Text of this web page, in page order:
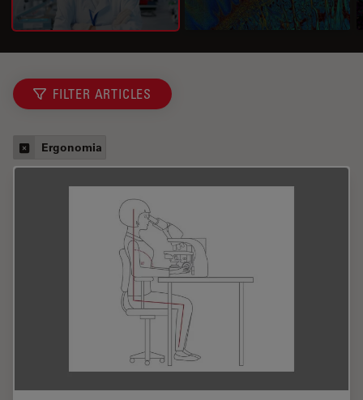
FILTER ARTICLES
Ergonomia